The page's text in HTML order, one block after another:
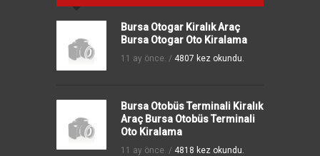
Bursa Otogar Kiralık Araç
Bursa Otogar Oto Kiralama
11 ay önce. / 4807 kez okundu.
Bursa Otobüs Terminali Kiralık
Araç Bursa Otobüs Terminali
Oto Kiralama
11 ay önce. / 4818 kez okundu.